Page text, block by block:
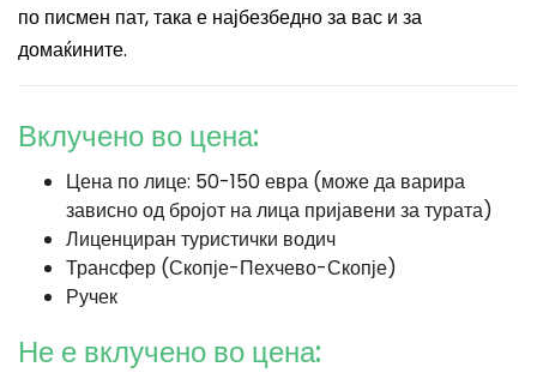
по писмен пат, така е најбезбедно за вас и за
домаќините.
Вклучено во цена:
Цена по лице: 50-150 евра (може да варира
зависно од бројот на лица пријавени за турата)
Лиценциран туристички водич
Трансфер (Скопје-Пехчево-Скопје)
Ручек
Не е вклучено во цена: